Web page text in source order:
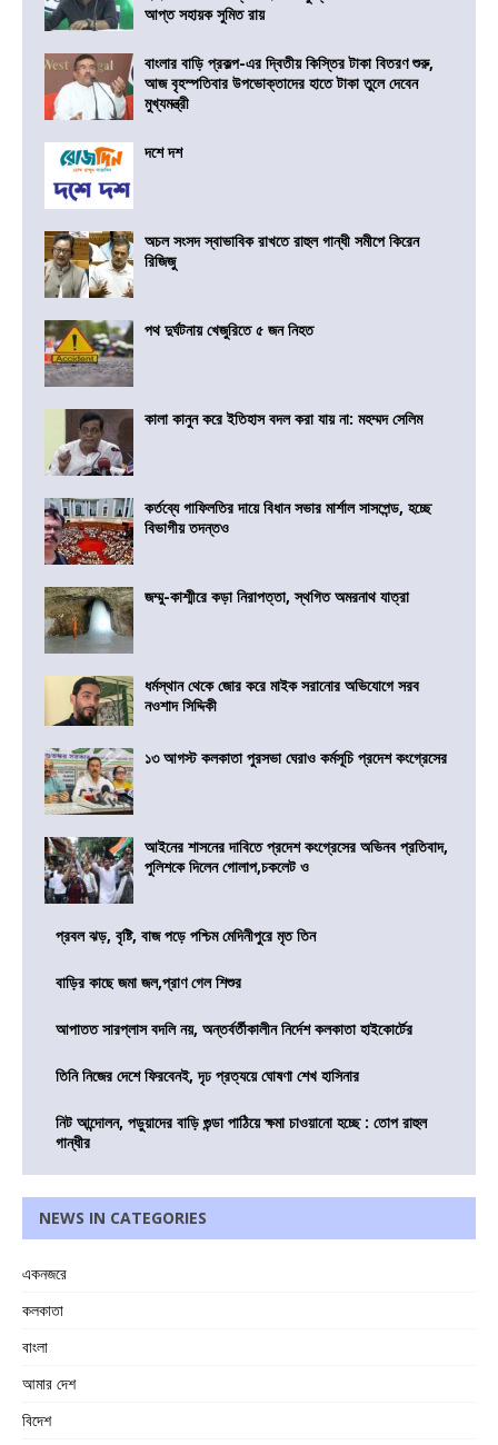
আপ্ত সহায়ক সুমিত রায়
বাংলার বাড়ি প্রকল্প-এর দ্বিতীয় কিস্তির টাকা বিতরণ শুরু,
আজ বৃহস্পতিবার উপভোক্তাদের হাতে টাকা তুলে দেবেন
মুখ্যমন্ত্রী
দশে দশ
অচল সংসদ স্বাভাবিক রাখতে রাহুল গান্ধী সমীপে কিরেন
রিজিজু
পথ দুর্ঘটনায় খেজুরিতে ৫ জন নিহত
কালা কানুন করে ইতিহাস বদল করা যায় না: মহম্মদ সেলিম
কর্তব্যে গাফিলতির দায়ে বিধান সভার মার্শাল সাসপেন্ড, হচ্ছে
বিভাগীয় তদন্তও
জম্মু-কাশ্মীরে কড়া নিরাপত্তা, স্থগিত অমরনাথ যাত্রা
ধর্মস্থান থেকে জোর করে মাইক সরানোর অভিযোগে সরব
নওশাদ সিদ্দিকী
১৩ আগস্ট কলকাতা পুরসভা ঘেরাও কর্মসূচি প্রদেশ কংগ্রেসের
আইনের শাসনের দাবিতে প্রদেশ কংগ্রেসের অভিনব প্রতিবাদ,
পুলিশকে দিলেন গোলাপ,চকলেট ও
প্রবল ঝড়, বৃষ্টি, বাজ পড়ে পশ্চিম মেদিনীপুরে মৃত তিন
বাড়ির কাছে জমা জল,প্রাণ গেল শিশুর
আপাতত সারপ্লাস বদলি নয়, অন্তর্বর্তীকালীন নির্দেশ কলকাতা হাইকোর্টের
তিনি নিজের দেশে ফিরবেনই, দৃঢ প্রত্যয়ে ঘোষণা শেখ হাসিনার
নিট আন্দোলন, পড়ুয়াদের বাড়ি গুন্ডা পাঠিয়ে ক্ষমা চাওয়ানো হচ্ছে : তোপ রাহুল
গান্ধীর
NEWS IN CATEGORIES
একনজরে
কলকাতা
বাংলা
আমার দেশ
বিদেশ